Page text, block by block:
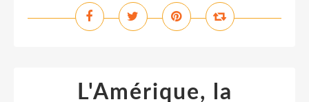
L'Amérique, la